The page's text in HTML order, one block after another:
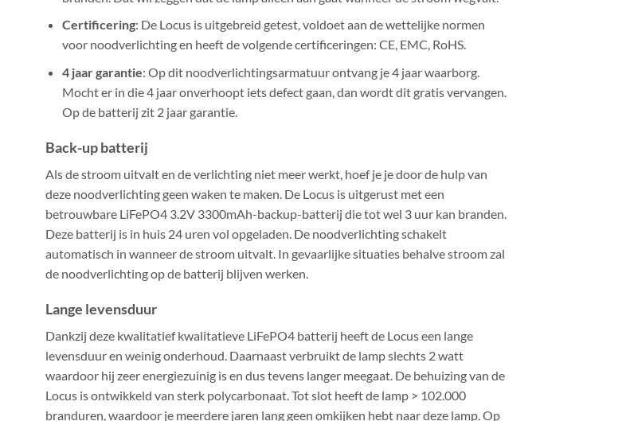
Certificering: De Locus is uitgebreid getest, voldoet aan de wettelijke normen
voor noodverlichting en heeft de volgende certificeringen: CE, EMC, RoHS.
4 jaar garantie: Op dit noodverlichtingsarmatuur ontvang je 4 jaar waarborg.
Mocht er in die 4 jaar onverhoopt iets defect gaan, dan wordt dit gratis vervangen.
Op de batterij zit 2 jaar garantie.
Back-up batterij
Als de stroom uitvalt en de verlichting niet meer werkt, hoef je je door de hulp van
deze noodverlichting geen waken te maken. De Locus is uitgerust met een
betrouwbare LiFePO4 3.2V 3300mAh-backup-batterij die tot wel 3 uur kan branden.
Deze batterij is in huis 24 uren vol opgeladen. De noodverlichting schakelt
automatisch in wanneer de stroom uitvalt. In gevaarlijke situaties behalve stroom zal
de noodverlichting op de batterij blijven werken.
Lange levensduur
Dankzij deze kwalitatief kwalitatieve LiFePO4 batterij heeft de Locus een lange
levensduur en weinig onderhoud. Daarnaast verbruikt de lamp slechts 2 watt
waardoor hij zeer energiezuinig is en dus tevens langer meegaat. De behuizing van de
Locus is ontwikkeld van sterk polycarbonaat. Tot slot heeft de lamp > 102.000
branduren, waardoor je meerdere jaren lang geen omkijken hebt naar deze lamp. Op